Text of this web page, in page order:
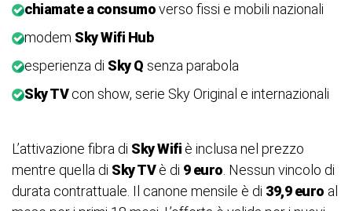
chiamate a consumoverso fissi e mobili nazionali
modem Sky Wifi Hub
esperienza di Sky Q senza parabola
Sky TVcon show, serie Sky Original e internazionali
L’attivazione fibra di Sky Wifi è inclusa nel prezzo
mentre quella di Sky TVè di 9 euro . Nessun vincolo di
durata contrattuale. Il canone mensile è di 39,9 euro al